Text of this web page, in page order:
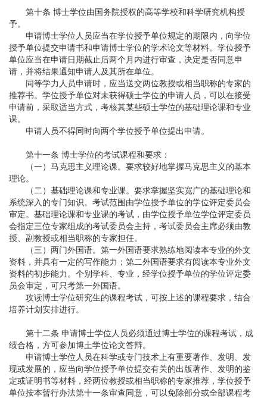
第十条 博士学位由国务院授权的高等学校和科学研究机构授
予。
申请博士学位人员应当在学位授予单位规定的期限内，向学位
授予单位提交申请书和申请博士学位的学术论文等材料。学位授予
单位应当在申请日期截止后两个月内进行审查，决定是否同意申
请，并将结果通知申请人及其所在单位。
同等学力人员申请时，应当送交两位教授或相当职称的专家的
推荐书。学位授予单位对未获得硕士学位的申请人员，可以在接受
申请前，采取适当方式，考核其某些硕士学位的基础理论课和专业
课。
申请人员不得同时向两个学位授予单位提出申请。
第十一条 博士学位的考试课程和要求：
（一）马克思主义理论课。要求较好地掌握马克思主义的基本
理论。
（二）基础理论课和专业课。要求掌握坚实宽广的基础理论和
系统深入的专门知识。考试范围由学位授予单位的学位评定委员会
审定。基础理论课和专业课的考试，由学位授予单位学位评定委员
会指定三位专家组成的考试委员会主持，考试委员会主席必须由教
授、副教授或相当职称的专家担任。
（三）两门外国语。第一外国语要求熟练地阅读本专业的外文
资料，并具有一定的写作能力；第二外国语要求有阅读本专业外文
资料的初步能力。个别学科、专业，经学位授予单位的学位评定委
员会审定，可只考第一外国语。
攻读博士学位研究生的课程考试，可按上述的课程要求，结合
培养计划安排进行。
第十二条 申请博士学位人员必须通过博士学位的课程考试，成
绩合格，方可参加博土学位论文答辩。
申请博士学位人员在科学或专门技术上有重要著作、发明、发
现或发展的，应当向学位授予单位提交有关的出版著作、发明的鉴
定或证明书等材料，经两位教授或相当职称的专家推荐，学位授予
单位按本暂行办法第十一条审查同意，可以免除部分或全部课程考